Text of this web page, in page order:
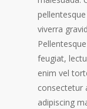
viverra
feugiat,
enim vel
consectetur
adipiscing